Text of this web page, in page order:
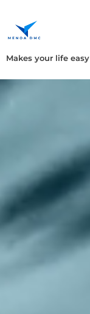
Makes your life easy